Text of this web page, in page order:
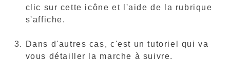
clic sur cette icône et l'aide de la rubrique
s'affiche.
Dans d'autres cas, c'est un tutoriel qui va
vous détailler la marche à suivre.